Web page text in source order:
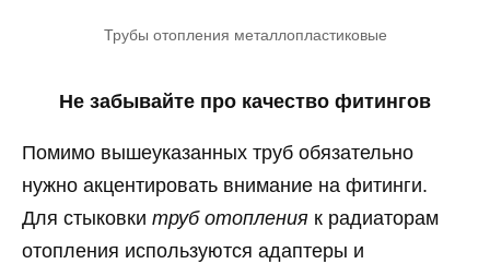
Трубы отопления металлопластиковые
Не забывайте про качество фитингов
Помимо вышеуказанных труб обязательно
нужно акцентировать внимание на фитинги.
Для стыковки труб отопления к радиаторам
отопления используются адаптеры и